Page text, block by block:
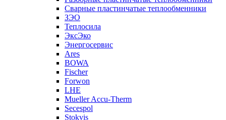
Сварные пластинчатые теплообменники
ЗЭО
Теплосила
ЭксЭко
Энергосервис
Ares
BOWA
Fischer
Forwon
LHE
Mueller Accu-Therm
Secespol
Stokvis